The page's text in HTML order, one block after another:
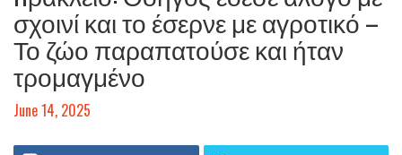
σχοινί και το έσερνε με αγροτικό –
Το ζώο παραπατούσε και ήταν
τρομαγμένο
June 14, 2025